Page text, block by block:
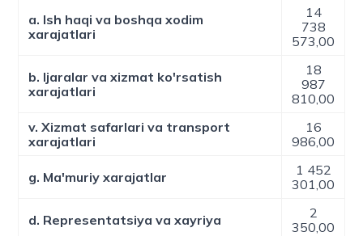
a. Ish haqi va boshqa xodim
xarajatlari
14
738
573,00
b. Ijaralar va xizmat ko'rsatish
xarajatlari
18
987
810,00
v. Xizmat safarlari va transport
xarajatlari
16
986,00
g. Ma'muriy xarajatlar
1 452
301,00
d. Representatsiya va xayriya
2
350,00